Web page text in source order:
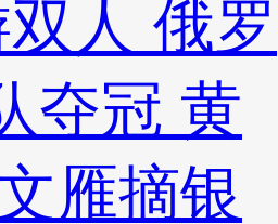
人 俄罗
夺冠 黄
雁摘银